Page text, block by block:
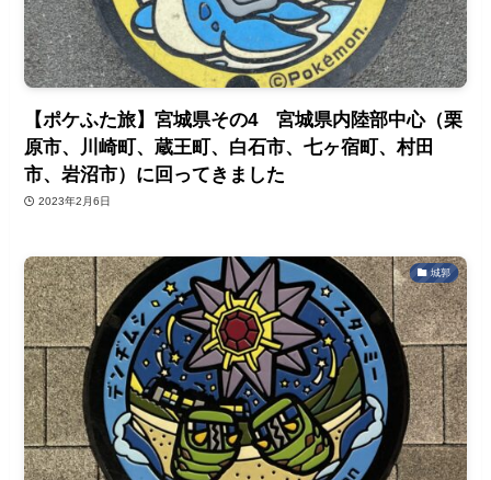
【ポケふた旅】宮城県その4 宮城県内陸部中心（栗
原市、川崎町、蔵王町、白石市、七ヶ宿町、村田
市、岩沼市）に回ってきました
2023年2月6日
城郭